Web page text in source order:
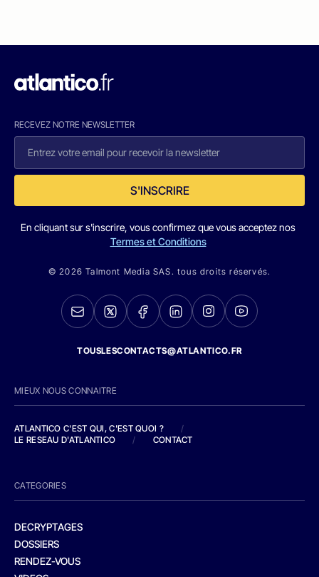
RECEVEZ NOTRE NEWSLETTER
S'INSCRIRE
En cliquant sur s'inscrire, vous confirmez que vous acceptez nos
Termes et Conditions
© 2026 Talmont Media SAS. tous droits réservés.
TOUSLESCONTACTS@ATLANTICO.FR
MIEUX NOUS CONNAITRE
ATLANTICO C'EST QUI, C'EST QUOI ?
/
LE RESEAU D'ATLANTICO
/ CONTACT
CATEGORIES
DECRYPTAGES
DOSSIERS
RENDEZ-VOUS